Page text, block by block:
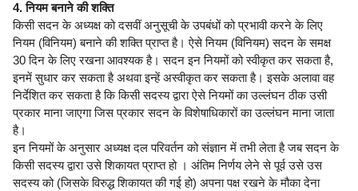
4. नियम बनाने की शक्ति
किसी सदन के अध्यक्ष को दसवीं अनुसूची के उपबंधों को प्रभावी करने के लिए
नियम (विनियम) बनाने की शक्ति प्राप्त है। ऐसे नियम (विनियम) सदन के समक्ष
30 दिन के लिए रखना आवश्यक है। सदन इन नियमों को स्वीकृत कर सकता है,
इनमें सुधार कर सकता है अथवा इन्हें अस्वीकृत कर सकता है। इसके अलावा वह
निर्देशित कर सकता है कि किसी सदस्य द्वारा ऐसे नियमों का उल्लंघन ठीक उसी
प्रकार माना जाएगा जिस प्रकार सदन के विशेषाधिकारों का उल्लंघन माना जाता
है।
इन नियमों के अनुसार अध्यक्ष दल परिवर्तन को संज्ञान में तभी लेता है जब सदन के
किसी सदस्य द्वारा उसे शिकायत प्राप्त हो । अंतिम निर्णय लेने से पूर्व उसे उस
सदस्य को (जिसके विरुद्ध शिकायत की गई हो) अपना पक्ष रखने के मौका देना